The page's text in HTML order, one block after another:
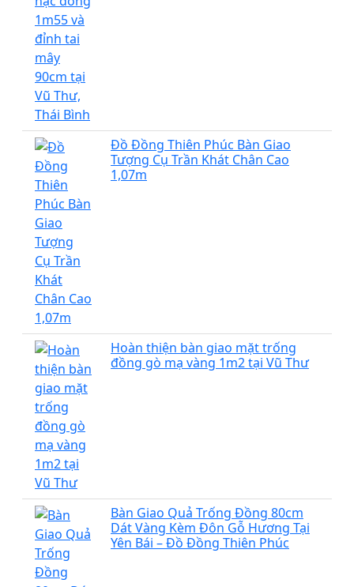
Đồ Đồng Thiên Phúc Bàn Giao
Tượng Cụ Trần Khát Chân Cao
1,07m
Hoàn thiện bàn giao mặt trống
đồng gò mạ vàng 1m2 tại Vũ Thư
Bàn Giao Quả Trống Đồng 80cm
Dát Vàng Kèm Đôn Gỗ Hương Tại
Yên Bái – Đồ Đồng Thiên Phúc